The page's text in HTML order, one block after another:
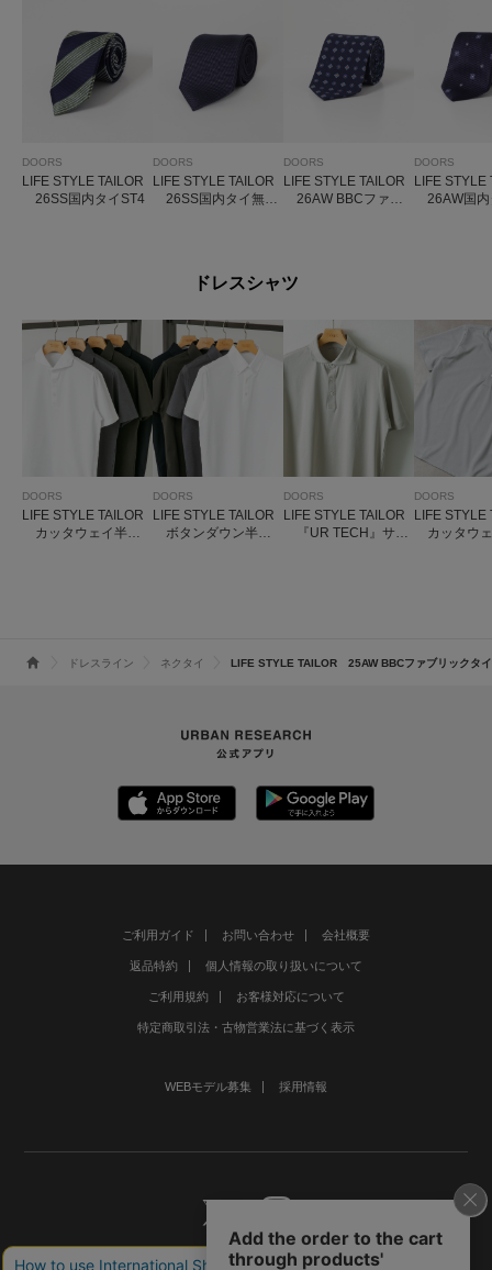
DOORS
LIFE STYLE TAILOR
26SS国内タイST4
DOORS
LIFE STYLE TAILOR
26SS国内タイ無地
DOORS
LIFE STYLE TAILOR
26AW BBCファブ
DOORS
LIFE STYLE
26AW国内
ドレスシャツ
DOORS
LIFE STYLE TAILOR
カッタウェイ半袖
DOORS
LIFE STYLE TAILOR
ボタンダウン半袖
DOORS
LIFE STYLE TAILOR
『UR TECH』サマ
DOORS
LIFE STYLE
カッタウ
ドレスライン ネクタイ LIFE STYLE TAILOR 25AW BBCファブリックタ
ご利用ガイド お問い合わせ 会社概要
返品特約 個人情報の取り扱いについて
ご利用規約 お客様対応について
特定商取引法・古物営業法に基づく表示
WEBモデル募集 採用情報